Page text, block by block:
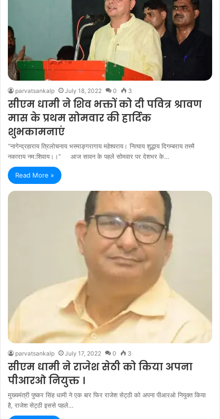
parvatsankalp July 18, 2022 0 3
सीएम धामी ने शिव भक्तों को दी पवित्र श्रावण
मास के प्रथम सोमवार की हार्दिक
शुभकामनाएं
“नागेन्द्रहाराय त्रिलोचनाय भस्माङ्गरागाय महेश्वराय। नित्याय शुद्धाय दिगम्बराय तस्मै
नकाराय नम:शिवाय।।” आज सावन के पहले सोमवार पर देशभर के…
Read More »
parvatsankalp July 17, 2022 0 3
सीएम धामी ने राजेश सेठी को किया अपना
पीआरओ नियुक्त ।
मुख्यमंत्री पुष्कर सिंह धामी ने एक बार फिर राजेश सेट्ठी को अपना पीआरओ नियुक्त किया
है, राजेश सेट्ठी इससे पहले…